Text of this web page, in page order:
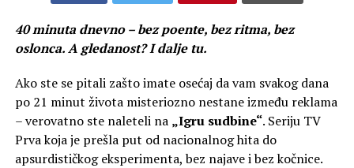
40 minuta dnevno – bez poente, bez ritma, bez
oslonca. A gledanost? I dalje tu.
Ako ste se pitali zašto imate osećaj da vam svakog dana
po 21 minut života misteriozno nestane između reklama
– verovatno ste naleteli na „Igru sudbine“. Seriju TV
Prva koja je prešla put od nacionalnog hita do
apsurdističkog eksperimenta, bez najave i bez kočnice.